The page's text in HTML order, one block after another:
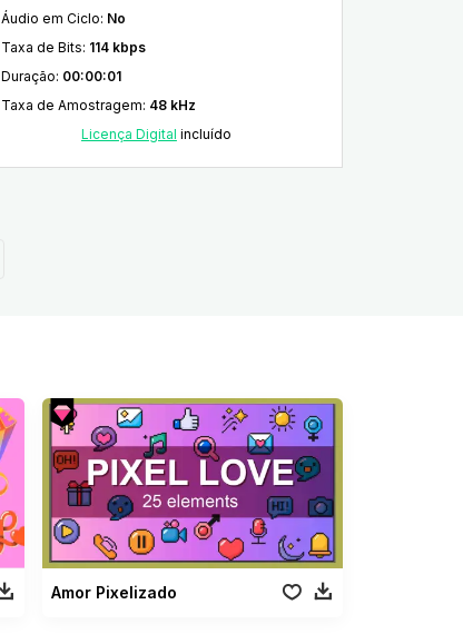
Áudio em Ciclo: No
Taxa de Bits: 114 kbps
Duração: 00:00:01
Taxa de Amostragem: 48 kHz
Licença Digital incluído
Amor Pixelizado